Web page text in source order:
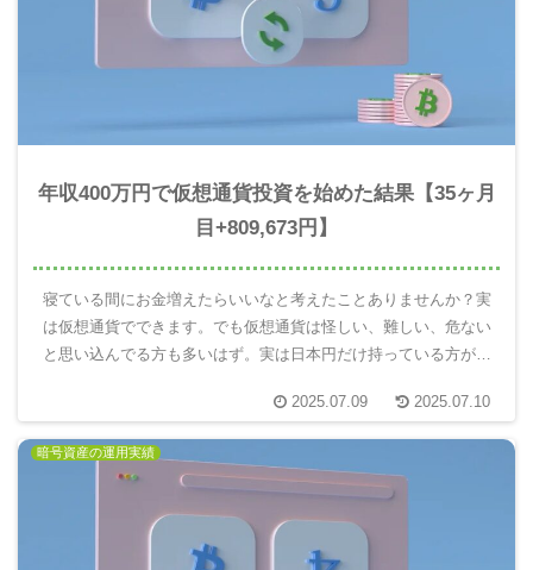
年収400万円で仮想通貨投資を始めた結果【35ヶ月
目+809,673円】
寝ている間にお金増えたらいいなと考えたことありませんか？実
は仮想通貨でできます。でも仮想通貨は怪しい、難しい、危ない
と思い込んでる方も多いはず。実は日本円だけ持っている方がと
来のお金を増える分散投資が重要。実際にやってみてわかったこ
とを報告します。
2025.07.09 2025.07.10
暗号資産の運用実績